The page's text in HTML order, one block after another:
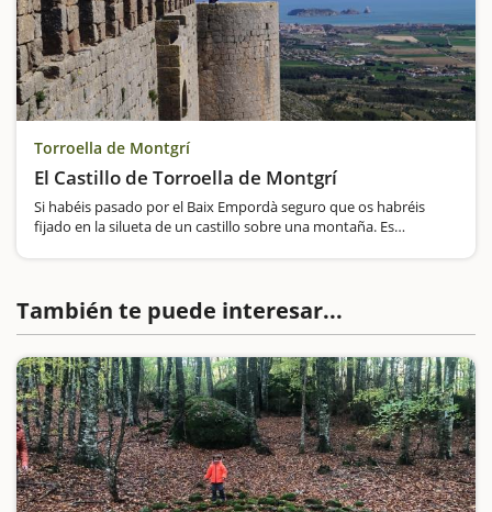
Torroella de Montgrí
El Castillo de Torroella de Montgrí
Si habéis pasado por el Baix Empordà seguro que os habréis
fijado en la silueta de un castillo sobre una montaña. Es
También te puede interesar...